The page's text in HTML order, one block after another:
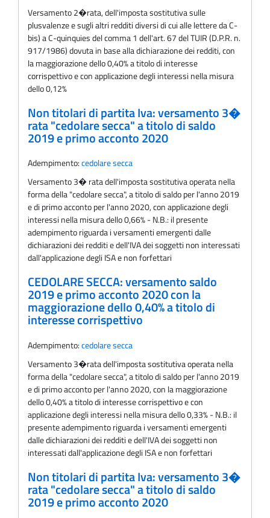
Versamento 2�rata, dell'imposta sostitutiva sulle
plusvalenze e sugli altri redditi diversi di cui alle lettere da C-
bis) a C-quinquies del comma 1 dell'art. 67 del TUIR (D.P.R. n.
917/1986) dovuta in base alla dichiarazione dei redditi, con
la maggiorazione dello 0,40% a titolo di interesse
corrispettivo e con applicazione degli interessi nella misura
dello 0,12%
Non titolari di partita Iva: versamento 3�
rata "cedolare secca" a titolo di saldo
2019 e primo acconto 2020
Adempimento:cedolare secca
Versamento 3� rata dell'imposta sostitutiva operata nella
forma della "cedolare secca", a titolo di saldo per l'anno 2019
e di primo acconto per l'anno 2020, con applicazione degli
interessi nella misura dello 0,66% - N.B.: il presente
adempimento riguarda i versamenti emergenti dalle
dichiarazioni dei redditi e dell'IVA dei soggetti non interessati
dall'applicazione degli ISA e non forfettari
CEDOLARE SECCA: versamento saldo
2019 e primo acconto 2020 con la
maggiorazione dello 0,40% a titolo di
interesse corrispettivo
Adempimento:cedolare secca
Versamento 3�rata dell'imposta sostitutiva operata nella
forma della "cedolare secca", a titolo di saldo per l'anno 2019
e di primo acconto per l'anno 2020, con la maggiorazione
dello 0,40% a titolo di interesse corrispettivo e con
applicazione degli interessi nella misura dello 0,33% - N.B.: il
presente adempimento riguarda i versamenti emergenti
dalle dichiarazioni dei redditi e dell'IVA dei soggetti non
interessati dall'applicazione degli ISA e non forfettari
Non titolari di partita Iva: versamento 3�
rata "cedolare secca" a titolo di saldo
2019 e primo acconto 2020